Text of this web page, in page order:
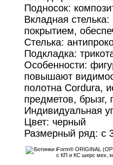
Подносок:
Вкладная
покрытием,
Стелька:
Подкладка:
Особенности:
повышают
полотна Cordura,
предметов, брызг,
Индивидуальная
Цвет: черный
Размерный ряд: с